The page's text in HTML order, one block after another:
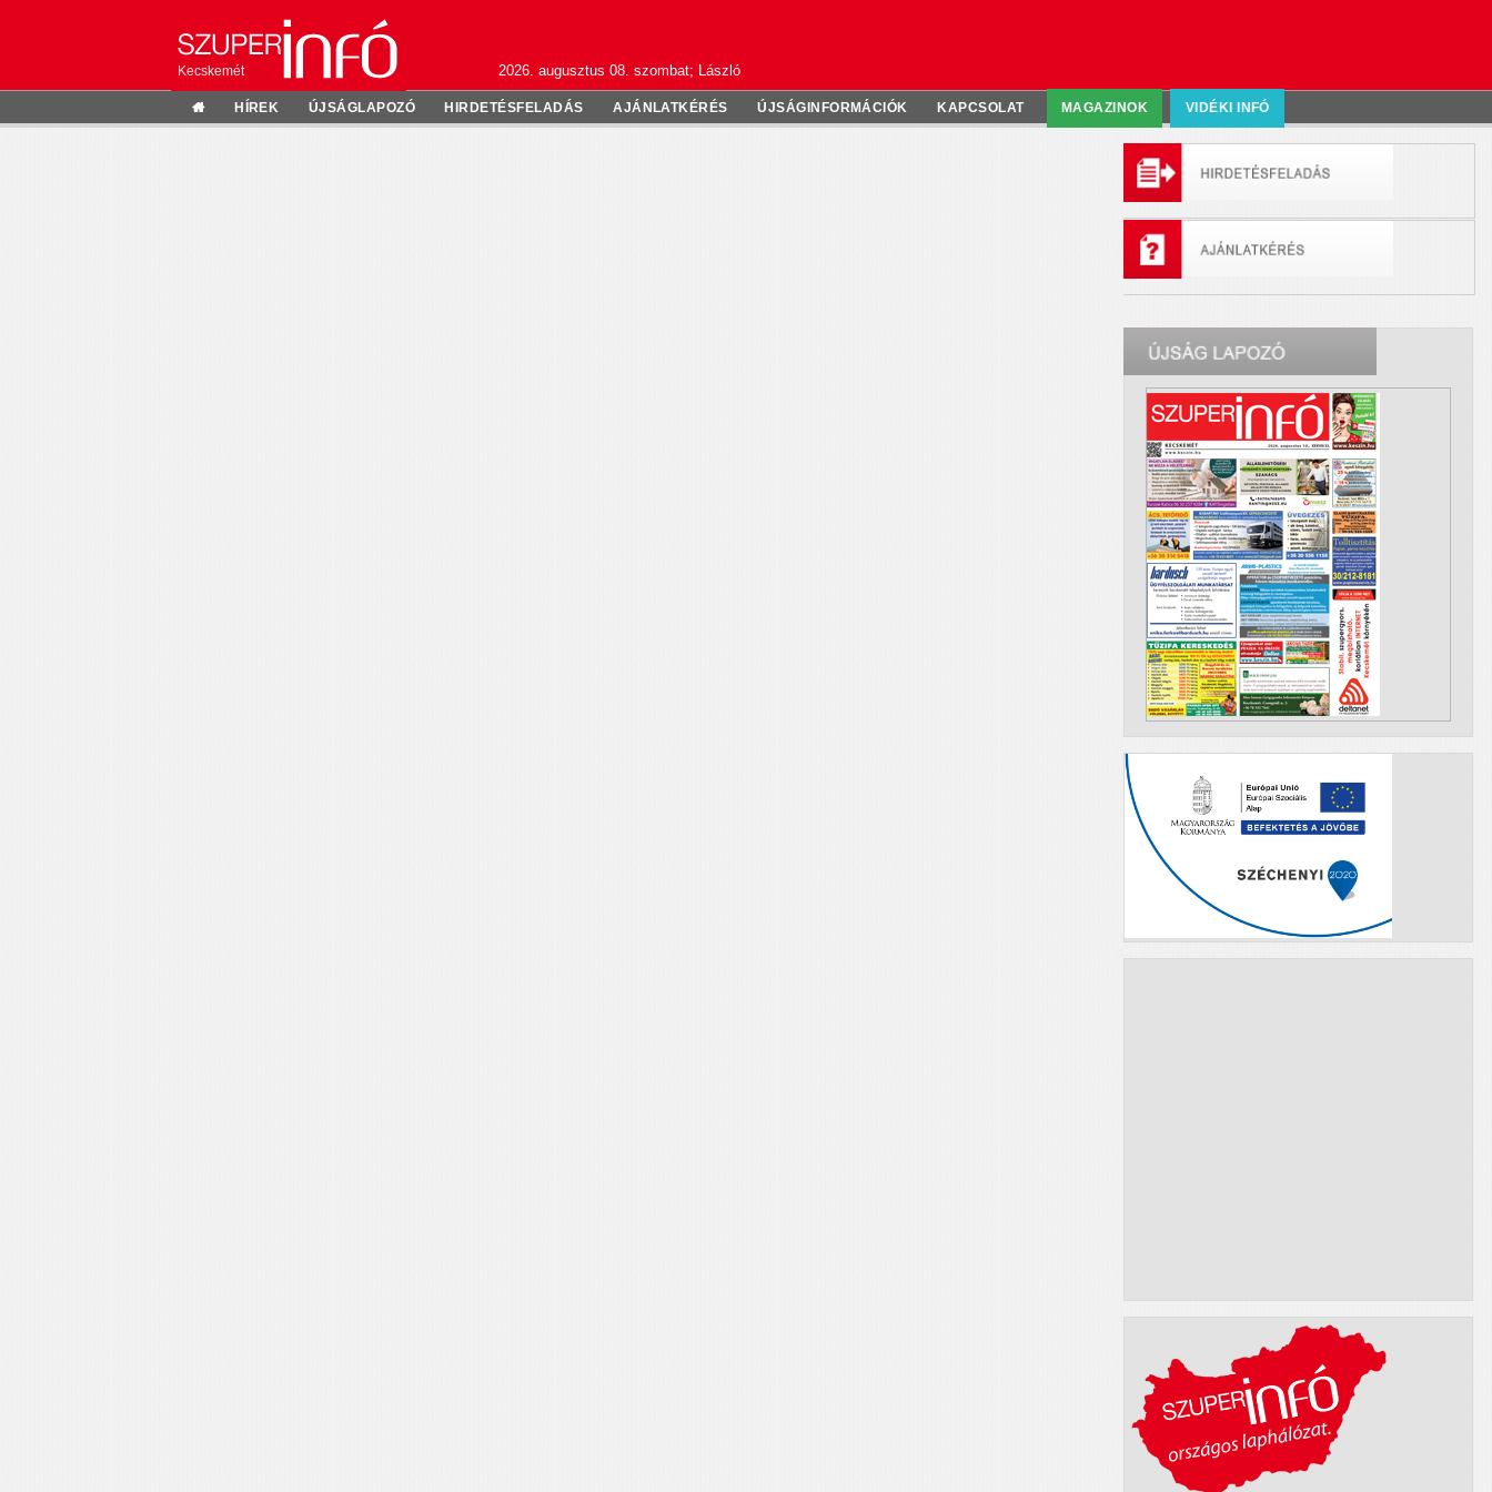
Kecskemét 2026. augusztus 08. szombat; László
HÍREK ÚJSÁGLAPOZÓ HIRDETÉSFELADÁS AJÁNLATKÉRÉS ÚJSÁGINFORMÁCIÓK KAPCSOLAT MAGAZINOK VIDÉKI INFÓ